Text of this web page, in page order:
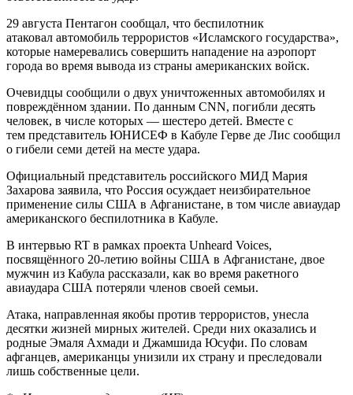
29 августа Пентагон сообщал, что беспилотник
атаковал автомобиль террористов «Исламского государства»,
которые намеревались совершить нападение на аэропорт
города во время вывода из страны американских войск.
Очевидцы сообщили о двух уничтоженных автомобилях и
повреждённом здании. По данным CNN, погибли десять
человек, в числе которых — шестеро детей. Вместе с
тем представитель ЮНИСЕФ в Кабуле Герве де Лис сообщил
о гибели семи детей на месте удара.
Официальный представитель российского МИД Мария
Захарова заявила, что Россия осуждает неизбирательное
применение силы США в Афганистане, в том числе авиаудар
американского беспилотника в Кабуле.
В интервью RT в рамках проекта Unheard Voices,
посвящённого 20-летию войны США в Афганистане, двое
мужчин из Кабула рассказали, как во время ракетного
авиаудара США потеряли членов своей семьи.
Атака, направленная якобы против террористов, унесла
десятки жизней мирных жителей. Среди них оказались и
родные Эмаля Ахмади и Джамшида Юсуфи. По словам
афганцев, американцы унизили их страну и преследовали
лишь собственные цели.